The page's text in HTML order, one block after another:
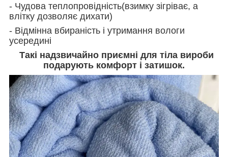
- Чудова теплопровідність(взимку зігріває, а
влітку дозволяє дихати)
- Відмінна вбираність і утримання вологи
усередині
Такі надзвичайно приємні для тіла вироби
подарують комфорт і затишок.